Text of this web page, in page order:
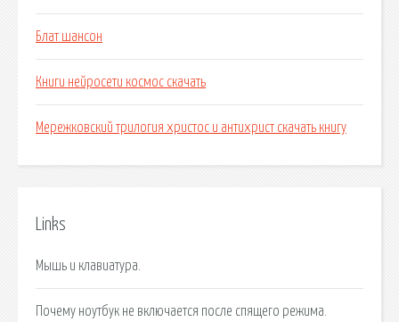
Блат шансон
Книги нейросети космос скачать
Мережковский трилогия христос и антихрист скачать книгу
Links
Мышь и клавиатура.
Почему ноутбук не включается после спящего режима.